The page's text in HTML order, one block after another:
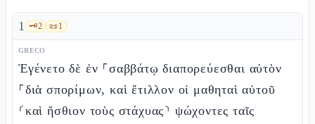
1 🗝️2 📜1
GRECO
Ἐγένετο δὲ ἐν ⸀σαββάτῳ διαπορεύεσθαι αὐτὸν
⸀διὰ σπορίμων, καὶ ἔτιλλον οἱ μαθηταὶ αὐτοῦ
⸂καὶ ἤσθιον τοὺς στάχυας⸃ ψώχοντες ταῖς